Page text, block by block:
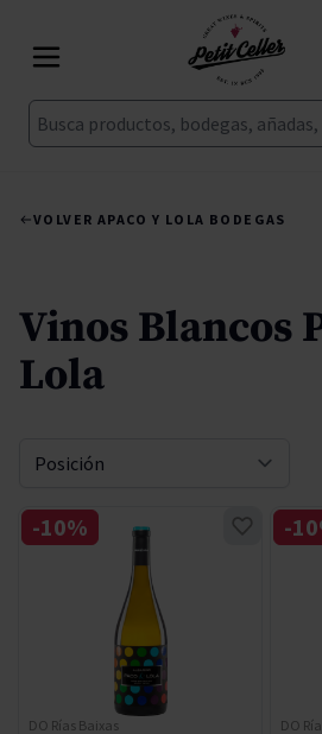
Buscar
VOLVER APACO Y LOLA BODEGAS
Vinos Blancos
Lola
Ordenar por
DO Rías Baixas
-10%
DO
-